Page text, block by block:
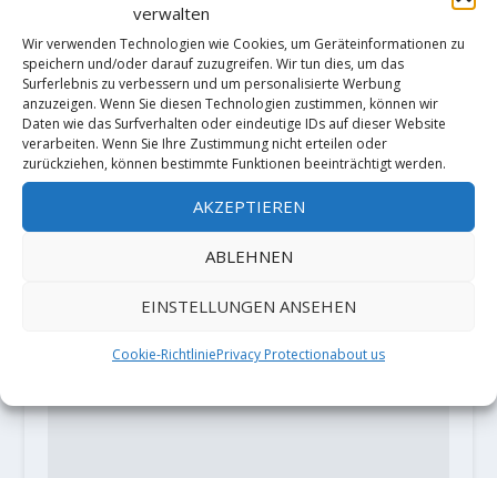
verwalten
Wir verwenden Technologien wie Cookies, um Geräteinformationen zu
speichern und/oder darauf zuzugreifen. Wir tun dies, um das
Surferlebnis zu verbessern und um personalisierte Werbung
anzuzeigen. Wenn Sie diesen Technologien zustimmen, können wir
Daten wie das Surfverhalten oder eindeutige IDs auf dieser Website
verarbeiten. Wenn Sie Ihre Zustimmung nicht erteilen oder
zurückziehen, können bestimmte Funktionen beeinträchtigt werden.
AKZEPTIEREN
ABLEHNEN
EINSTELLUNGEN ANSEHEN
Cookie-RichtliniePrivacy Protectionabout us
Begehung von „Walhalla“(9a/+) in
Flatanger
28. November 2018
HINTERLASSE EINE ANTWORT
Deine E-Mail-Adresse wird nicht
veröffentlicht.Erforderliche Felder
markiert